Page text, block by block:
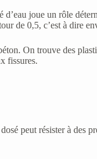
joue un rôle
de 0,5, c’est à dire
On trouve des
fissures.
peut résister à des